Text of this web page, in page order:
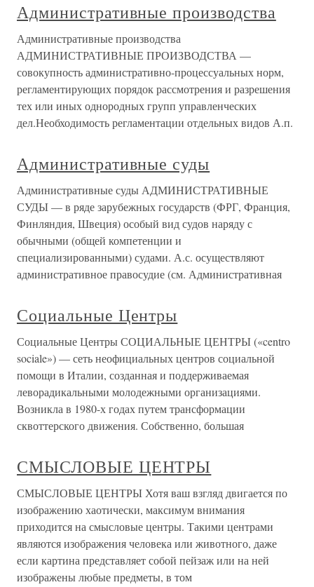
Административные производства
Административные производства
АДМИНИСТРАТИВНЫЕ ПРОИЗВОДСТВА —
совокупность административно-процессуальных норм,
регламентирующих порядок рассмотрения и разрешения
тех или иных однородных групп управленческих
дел.Необходимость регламентации отдельных видов А.п.
Административные суды
Административные суды АДМИНИСТРАТИВНЫЕ
СУДЫ — в ряде зарубежных государств (ФРГ, Франция,
Финляндия, Швеция) особый вид судов наряду с
обычными (общей компетенции и
специализированными) судами. А.с. осуществляют
административное правосудие (см. Административная
Социальные Центры
Социальные Центры СОЦИАЛЬНЫЕ ЦЕНТРЫ («centro
sociale») — сеть неофициальных центров социальной
помощи в Италии, созданная и поддерживаемая
леворадикальными молодежными организациями.
Возникла в 1980-х годах путем трансформации
сквоттерского движения. Собственно, большая
СМЫСЛОВЫЕ ЦЕНТРЫ
СМЫСЛОВЫЕ ЦЕНТРЫ Хотя ваш взгляд двигается по
изображению хаотически, максимум внимания
приходится на смысловые центры. Такими центрами
являются изображения человека или животного, даже
если картина представляет собой пейзаж или на ней
изображены любые предметы, в том